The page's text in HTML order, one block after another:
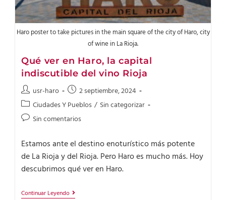
Haro poster to take pictures in the main square of the city of Haro, city
of wine in La Rioja.
Qué ver en Haro, la capital
indiscutible del vino Rioja
usr-haro
2 septiembre, 2024
Ciudades Y Pueblos / Sin categorizar
Sin comentarios
Estamos ante el destino enoturístico más potente
de La Rioja y del Rioja. Pero Haro es mucho más. Hoy
descubrimos qué ver en Haro.
Continuar Leyendo